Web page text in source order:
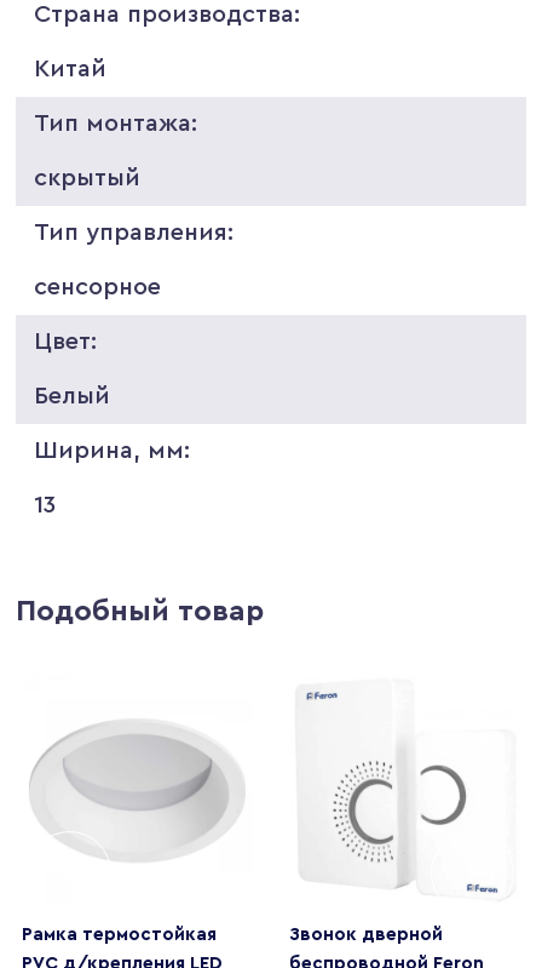
Страна производства:
Китай
Тип монтажа:
скрытый
Тип управления:
сенсорное
Цвет:
Белый
Ширина, мм:
13
Подобный товар
Рамка термостойкая
PVC д/крепления LED
Звонок дверной
беспроводной Feron